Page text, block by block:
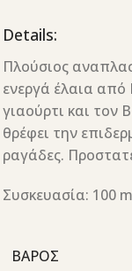
Details:
Πλούσιος
ενεργά έλαια από
γιαούρτι και τον
θρέφει την
ραγάδες.
Συσκευασία: 100
ΒΆΡΟΣ